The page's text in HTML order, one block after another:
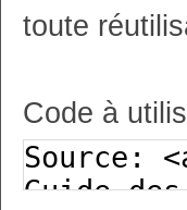
toute
Code à